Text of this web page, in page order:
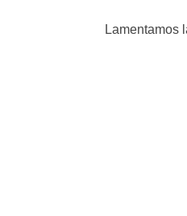
Lamentamos